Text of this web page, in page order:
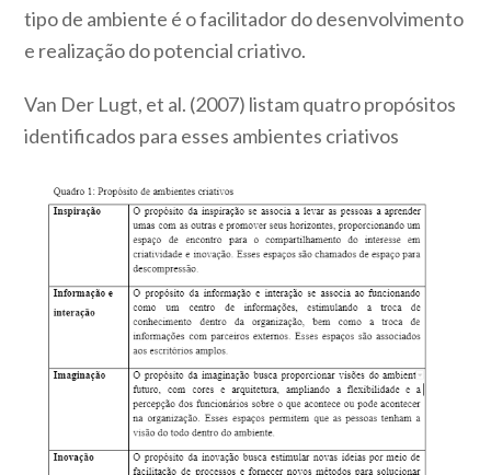
tipo de ambiente é o facilitador do desenvolvimento
e realização do potencial criativo.
Van Der Lugt, et al. (2007) listam quatro propósitos
identificados para esses ambientes criativos